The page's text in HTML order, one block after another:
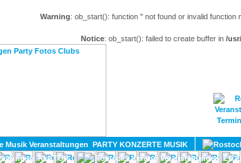
Warning: ob_start(): function '' not found or invalid function
Notice: ob_start(): failed to create buffer in /
PARTY KONZERTE MUSIK
KULTUR